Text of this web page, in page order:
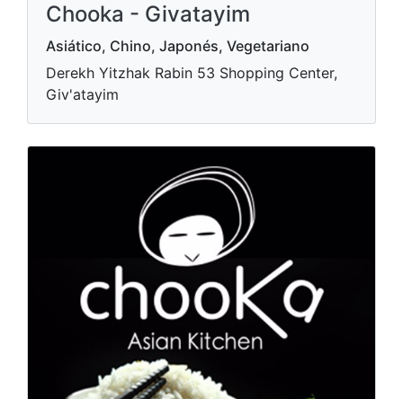
Chooka - Givatayim
Asiático, Chino, Japonés, Vegetariano
Derekh Yitzhak Rabin 53 Shopping Center,
Giv'atayim